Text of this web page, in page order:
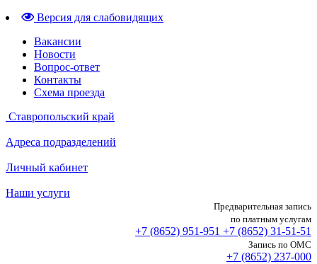
Версия для слабовидящих
Вакансии
Новости
Вопрос-ответ
Контакты
Схема проезда
Ставропольский край
Адреса подразделений
Личный кабинет
Наши услуги
Предварительная запись
по платным услугам
+7 (8652) 951-951 +7 (8652) 31-51-51
Запись по ОМС
+7 (8652) 237-000